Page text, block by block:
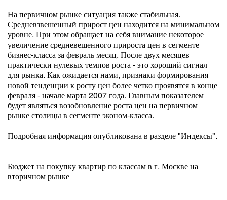
На первичном рынке ситуация также стабильная.
Средневзвешенный прирост цен находится на минимальном
уровне. При этом обращает на себя внимание некоторое
увеличение средневешенного прироста цен в сегменте
бизнес-класса за февраль месяц. После двух месяцев
практически нулевых темпов роста - это хороший сигнал
для рынка. Как ожидается нами, признаки формирования
новой тенденции к росту цен более четко проявятся в конце
февраля - начале марта 2007 года. Главным показателем
будет являться возобновление роста цен на первичном
рынке столицы в сегменте эконом-класса.
Подробная информация опубликована в разделе "Индексы".
Бюджет на покупку квартир по классам в г. Москве на
вторичном рынке